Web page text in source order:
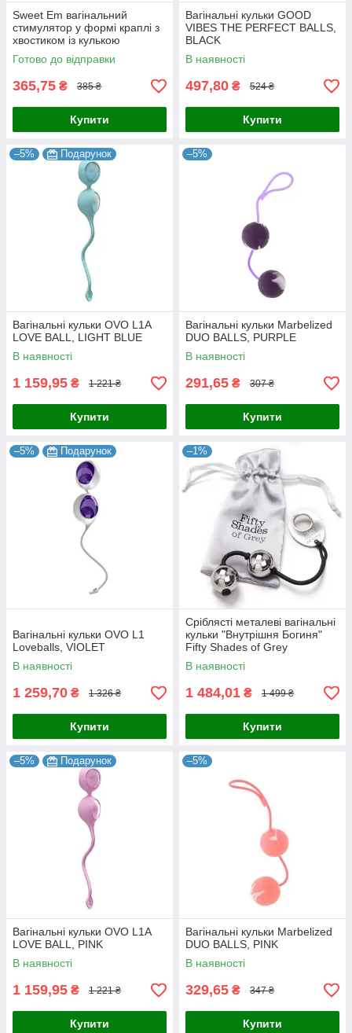
Sweet Em вагінальний
стимулятор у формі краплі з
хвостиком із кулькою
всередині вага 70 г діамер 33
мм довжина 140 мм силікон
Готово до відправки
365,75 ₴ 385 ₴
Купити
Вагінальні кульки GOOD
VIBES THE PERFECT BALLS,
BLACK
В наявності
497,80 ₴ 524 ₴
Купити
–5% Подарунок
Вагінальні кульки OVO L1A
LOVE BALL, LIGHT BLUE
В наявності
1 159,95 ₴ 1 221 ₴
Купити
–5%
Вагінальні кульки Marbelized
DUO BALLS, PURPLE
В наявності
291,65 ₴ 307 ₴
Купити
–5% Подарунок
Вагінальні кульки OVO L1
Loveballs, VIOLET
В наявності
1 259,70 ₴ 1 326 ₴
Купити
–1%
Сріблясті металеві вагінальні
кульки "Внутрішня Богиня"
Fifty Shades of Grey
В наявності
1 484,01 ₴ 1 499 ₴
Купити
–5% Подарунок
Вагінальні кульки OVO L1A
LOVE BALL, PINK
В наявності
1 159,95 ₴ 1 221 ₴
Купити
–5%
Вагінальні кульки Marbelized
DUO BALLS, PINK
В наявності
329,65 ₴ 347 ₴
Купити